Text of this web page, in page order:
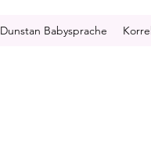
Dunstan Babysprache